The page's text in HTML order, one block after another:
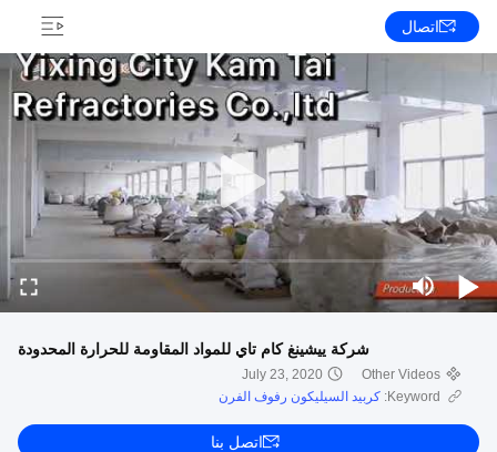
اتصال
شركة ييشينغ كام تاي للمواد المقاومة للحرارة المحدودة
Other Videos
July 23, 2020
Keyword: كربيد السيليكون رفوف الفرن
اتصل بنا